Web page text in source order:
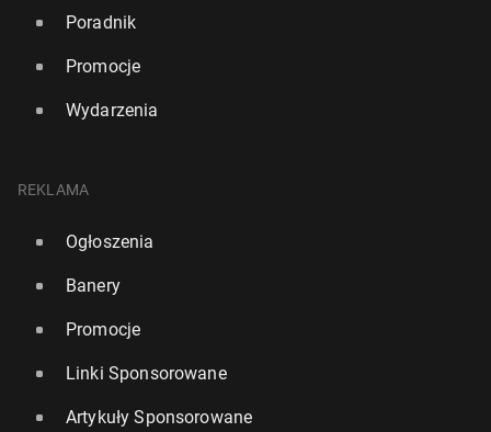
Poradnik
Promocje
Wydarzenia
REKLAMA
Ogłoszenia
Banery
Promocje
Linki Sponsorowane
Artykuły Sponsorowane